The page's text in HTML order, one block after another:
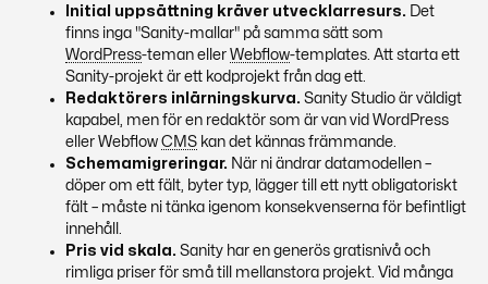
Initial uppsättning kräver utvecklarresurs. Det
finns inga "Sanity-mallar" på samma sätt som
WordPress-teman eller Webflow-templates. Att starta ett
Sanity-projekt är ett kodprojekt från dag ett.
Redaktörers inlärningskurva. Sanity Studio är väldigt
kapabel, men för en redaktör som är van vid WordPress
eller Webflow CMS kan det kännas främmande.
Schemamigreringar. När ni ändrar datamodellen –
döper om ett fält, byter typ, lägger till ett nytt obligatoriskt
fält – måste ni tänka igenom konsekvenserna för befintligt
innehåll.
Pris vid skala. Sanity har en generös gratisnivå och
rimliga priser för små till mellanstora projekt. Vid många